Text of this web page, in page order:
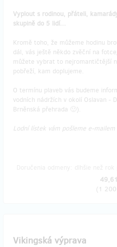
Vyplout s rodinou, přáteli,
skupině do 5 lidí...
Kromě toho, že můžeme hodinu
dál, vás ještě někdo zvěční na
můžete vybrat to nejromantičtější
pobřeží, kam doplujeme.
O termínu plaveb vás budeme
vodních nádržích v okolí Oslavan -
Brněnská přehrada 🙂).
Lodní lístek vám pošleme e-
(1
Vikingská výprava